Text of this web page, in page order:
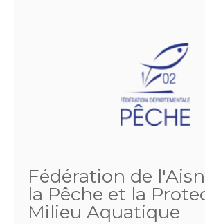
Fédération de
la Pêche et la
Milieu Aquatique